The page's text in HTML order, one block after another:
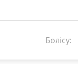
Бөлісу: